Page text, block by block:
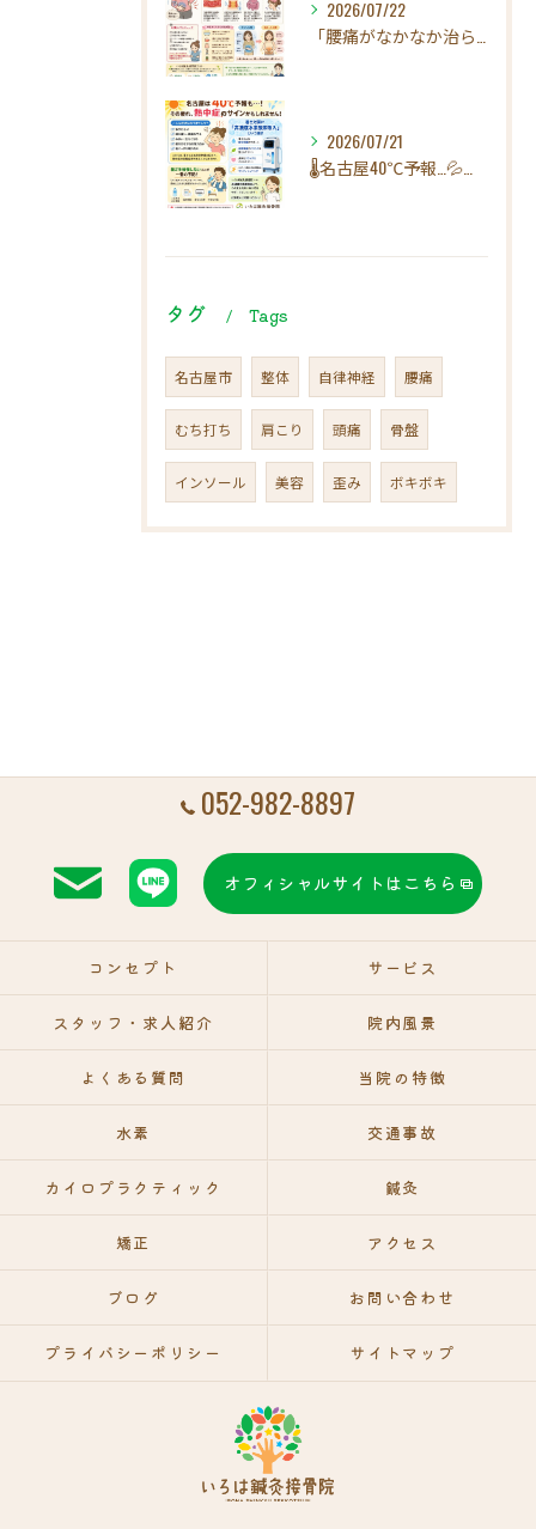
2026/07/22
2026/07/21
タグ Tags
名古屋市 整体 自律神経 腰痛
むち打ち 肩こり 頭痛 骨盤
インソール 美容 歪み ボキボキ
052-982-8897
オフィシャルサイトはこちら
コンセプト サービス
スタッフ・求人紹介 院内風景
よくある質問 当院の特徴
水素 交通事故
カイロプラクティック 鍼灸
矯正 アクセス
ブログ お問い合わせ
プライバシーポリシー サイトマップ